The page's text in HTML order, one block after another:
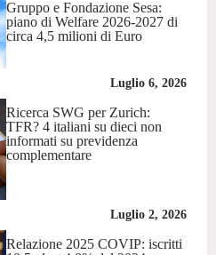
Gruppo e Fondazione Sesa:
piano di Welfare 2026-2027 di
circa 4,5 milioni di Euro
Luglio 6, 2026
Ricerca SWG per Zurich:
TFR? 4 italiani su dieci non
informati su previdenza
complementare
Luglio 2, 2026
Relazione 2025 COVIP: iscritti